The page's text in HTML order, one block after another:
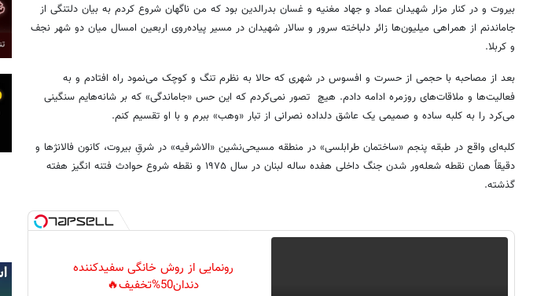
بیروت و در کنار مزار شهیدان عماد و جهاد مغنیه و غسان بدرالدین بود که من ناگهان شروع کردم به بیان دلتنگی از
جاماندنم از همراهی میلیون‌ها زائر دلباخته سرور و سالار شهیدان در مسیر پیاده‌روی اربعین امسال میان دو شهر نجف
و کربلا.
بعد از مصاحبه با حجمی از حسرت و افسوس در شهری که حالا به نظرم تنگ و کوچک می‌نمود راه افتادم و به
فعالیت‌ها و ملاقات‌های روزمره ادامه دادم. هیچ تصور نمی‌کردم که این حس «جاماندگی» که بر شانه‌هایم سنگینی
می‌کرد را به کلبه ساده و صمیمی یک عاشق دلداده نصرانی از تبار «وهب» ببرم و با او تقسیم کنم.
کلبه‌ای واقع در طبقه پنجم «ساختمان طرابلسی» در منطقه مسیحی‌نشین «الاشرفیه» در شرقِ بیروت، کانون فالانژها و
دقیقاً همان نقطه شعله‌ور شدن جنگ داخلی هفده ساله لبنان در سال ۱۹۷۵ و نقطه شروع حوادث فتنه انگیز هفته
گذشته.
رونمایی از روش خانگی سفیدکننده
دندان50%تخفیف🔥